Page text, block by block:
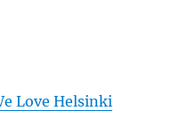
Love Helsinki